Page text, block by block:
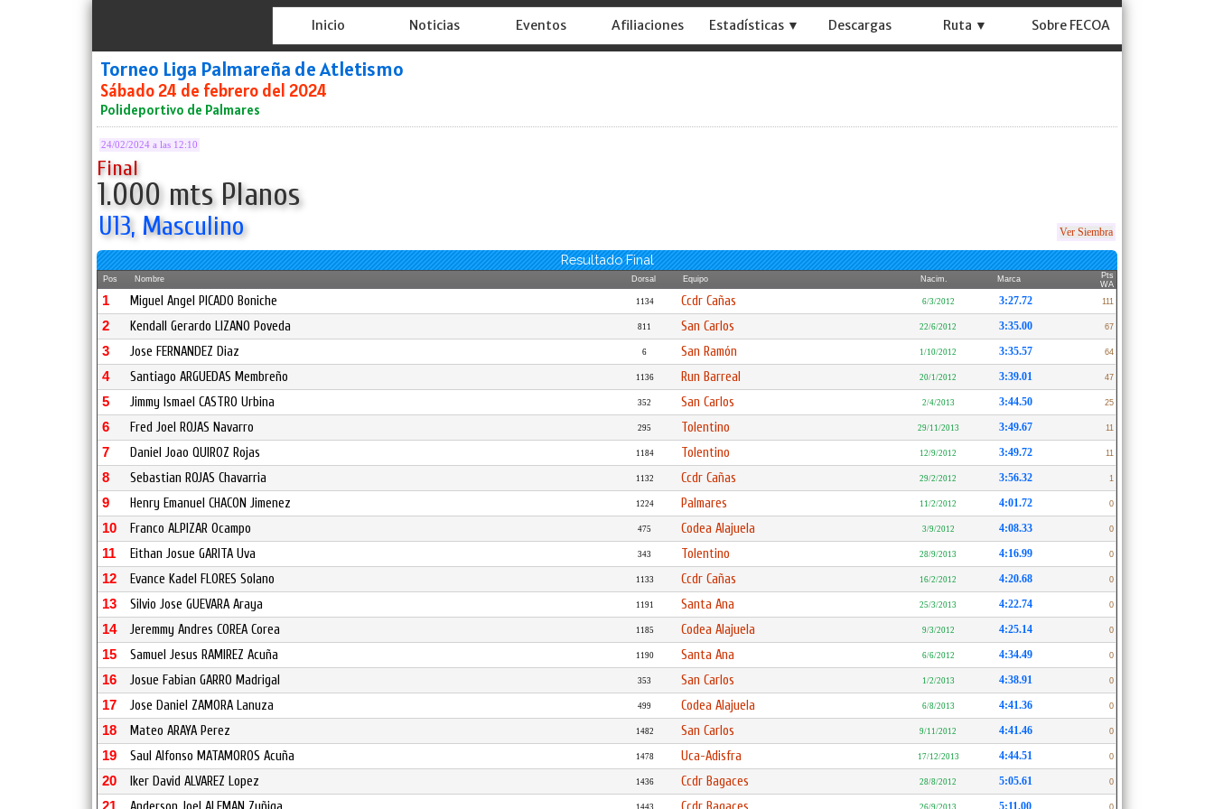
Inicio Noticias Eventos Afiliaciones Estadísticas ▼ Descargas Ruta ▼ Sobre FECOA
Torneo Liga Palmareña de Atletismo
Sábado 24 de febrero del 2024
Polideportivo de Palmares
24/02/2024 a las 12:10
Final
1.000 mts Planos
U13, Masculino Ver Siembra
Resultado Final
Pos Nombre Dorsal Equipo Nacim. Marca
Pts
WA
1 Miguel Angel PICADO Boniche 1134 Ccdr Cañas 6/3/2012 3:27.72 111
2 Kendall Gerardo LIZANO Poveda 811 San Carlos 22/6/2012 3:35.00 67
3 Jose FERNANDEZ Diaz 6 San Ramón 1/10/2012 3:35.57 64
4 Santiago ARGUEDAS Membreño 1136 Run Barreal 20/1/2012 3:39.01 47
5 Jimmy Ismael CASTRO Urbina 352 San Carlos 2/4/2013 3:44.50 25
6 Fred Joel ROJAS Navarro 295 Tolentino 29/11/2013 3:49.67 11
7 Daniel Joao QUIROZ Rojas 1184 Tolentino 12/9/2012 3:49.72 11
8 Sebastian ROJAS Chavarria 1132 Ccdr Cañas 29/2/2012 3:56.32 1
9 Henry Emanuel CHACON Jimenez 1224 Palmares 11/2/2012 4:01.72 0
10 Franco ALPIZAR Ocampo 475 Codea Alajuela 3/9/2012 4:08.33 0
11 Eithan Josue GARITA Uva 343 Tolentino 28/9/2013 4:16.99 0
12 Evance Kadel FLORES Solano 1133 Ccdr Cañas 16/2/2012 4:20.68 0
13 Silvio Jose GUEVARA Araya 1191 Santa Ana 25/3/2013 4:22.74 0
14 Jeremmy Andres COREA Corea 1185 Codea Alajuela 9/3/2012 4:25.14 0
15 Samuel Jesus RAMIREZ Acuña 1190 Santa Ana 6/6/2012 4:34.49 0
16 Josue Fabian GARRO Madrigal 353 San Carlos 1/2/2013 4:38.91 0
17 Jose Daniel ZAMORA Lanuza 499 Codea Alajuela 6/8/2013 4:41.36 0
18 Mateo ARAYA Perez 1482 San Carlos 9/11/2012 4:41.46 0
19 Saul Alfonso MATAMOROS Acuña 1478 Uca-Adisfra 17/12/2013 4:44.51 0
20 Iker David ALVAREZ Lopez 1436 Ccdr Bagaces 28/8/2012 5:05.61 0
1443 26/9/2013 5:11.00 0